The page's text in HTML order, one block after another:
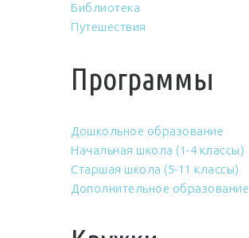
Библиотека
Путешествия
Программы
Дошкольное образование
Начальная школа (1-4 классы)
Старшая школа (5-11 классы)
Дополнительное образование